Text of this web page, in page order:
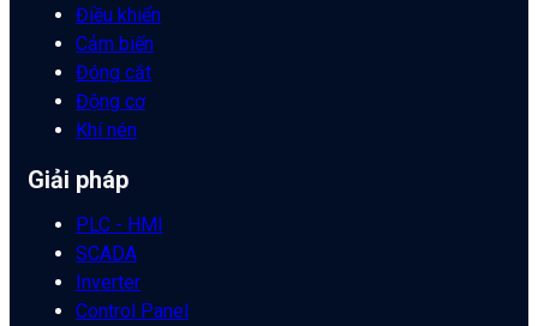
Điều khiển
Cảm biến
Đóng cắt
Động cơ
Khí nén
Giải pháp
PLC - HMI
SCADA
Inverter
Control Panel